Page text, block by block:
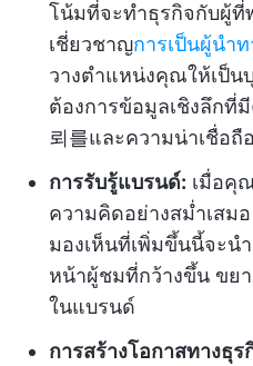
โน้มที่จะทำธุรกิจกับผู้ที่
เชี่ยวชาญการเป็นผู้นำ
วางตำแหน่งคุณให้เป็น
ต้องการข้อมูลเชิงลึกที่
뢰를และความน่าเชื่อ
การรับรู้แบรนด์: เมื่อคุ
ความคิดอย่างสม่ำเสม
มองเห็นที่เพิ่มขึ้นนี้จะ
หน้าผู้ชมที่กว้างขึ้น ขย
ในแบรนด์
การสร้างโอกาสทางธุร